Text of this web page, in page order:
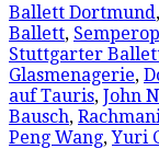
Ballett Dortmund,
Ballett,
Stuttgarter
Glasmenagerie,
auf Tauris, John
Bausch,
Peng Wang,Yuri